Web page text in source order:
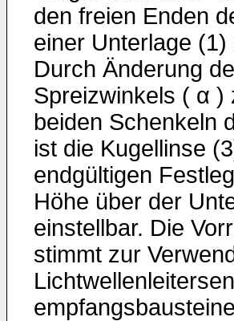
den freien Enden
einer Unterlage
Durch Änderung
Spreizwinkels ( α )
beiden Schenkeln
ist die Kugellinse
endgültigen
Höhe über der
einstellbar. Die
stimmt zur